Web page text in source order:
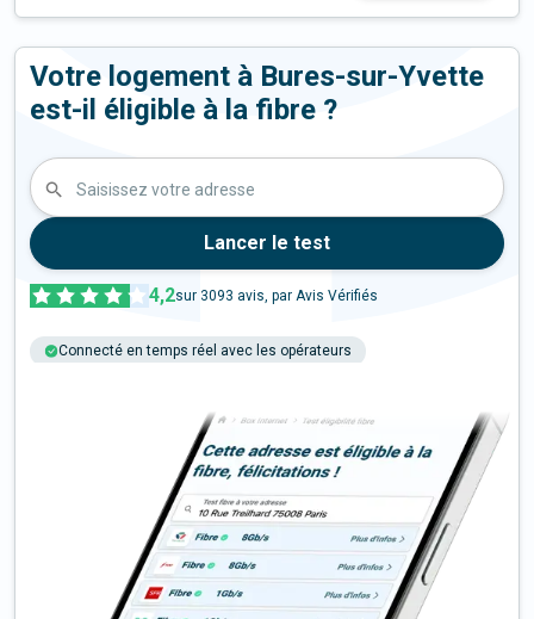
Votre logement à Bures-sur-Yvette
est-il éligible à la fibre ?
Saisissez votre adresse
Lancer le test
4,2sur 3093 avis, par Avis Vérifiés
Connecté en temps réel avec les opérateurs